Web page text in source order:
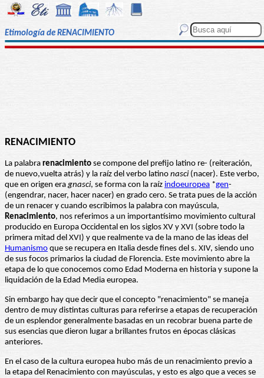
Etimología de RENACIMIENTO
RENACIMIENTO
La palabra renacimiento se compone del prefijo latino re- (reiteración,
de nuevo,vuelta atrás) y la raíz del verbo latino nasci (nacer). Este verbo,
que en origen eragnasci, se forma con la raíz indoeuropea *gen-
(engendrar, nacer, hacer nacer) en grado cero. Se trata pues de la acción
de un renacer y cuando escribimos la palabra con mayúscula,
Renacimiento, nos referimos a un importantísimo movimiento cultural
producido en Europa Occidental en los siglos XV y XVI (sobre todo la
primera mitad del XVI) y que realmente va de la mano de las ideas del
Humanismo que se recupera en Italia desde fines del s. XIV, siendo uno
de sus focos primarios la ciudad de Florencia. Este movimiento abre la
etapa de lo que conocemos como Edad Moderna en historia y supone la
liquidación de la Edad Media europea.
Sin embargo hay que decir que el concepto "renacimiento" se maneja
dentro de muy distintas culturas para referirse a etapas de recuperación
de un esplendor generalmente basadas en un recobrar buena parte de
sus esencias que dieron lugar a brillantes frutos en épocas clásicas
anteriores.
En el caso de la cultura europea hubo más de un renacimiento previo a
la etapa del Renacimiento con mayúsculas, y esto es algo que a veces se